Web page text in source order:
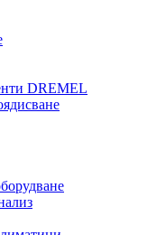
DREMEL